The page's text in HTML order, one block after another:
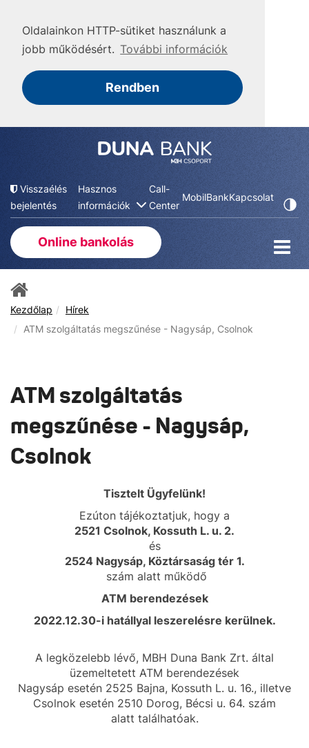
Oldalainkon HTTP-sütiket használunk a
jobb működésért. További információk
Rendben
Visszaélés
bejelentés
Hasznos
információk
Call-
Center
MobilBankKapcsolat
Online bankolás
Kezdőlap
Hírek
ATM szolgáltatás megszűnése - Nagysáp, Csolnok
ATM szolgáltatás
megszűnése - Nagysáp,
Csolnok
Tisztelt Ügyfelünk!
Ezúton tájékoztatjuk, hogy a
2521 Csolnok, Kossuth L. u. 2.
és
2524 Nagysáp, Köztársaság tér 1.
szám alatt működő
ATM berendezések
2022.12.30-i hatállyal leszerelésre kerülnek.
A legközelebb lévő, MBH Duna Bank Zrt. által
üzemeltetett ATM berendezések
Nagysáp esetén 2525 Bajna, Kossuth L. u. 16., illetve
Csolnok esetén 2510 Dorog, Bécsi u. 64. szám
alatt találhatóak.